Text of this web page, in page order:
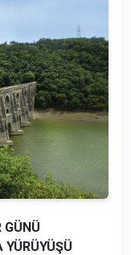
GÜNÜ
YÜRÜYÜŞÜ